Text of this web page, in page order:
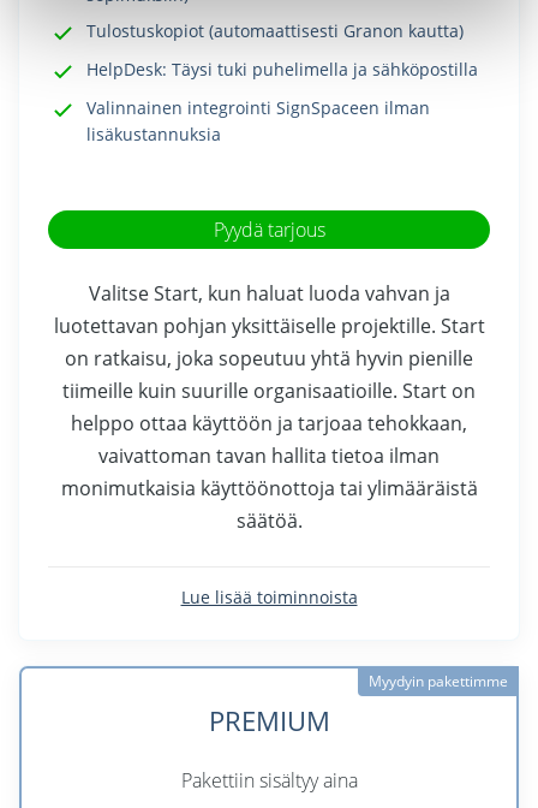
Tulostuskopiot (automaattisesti Granon kautta)
HelpDesk: Täysi tuki puhelimella ja sähköpostilla
Valinnainen integrointi SignSpaceen ilman
lisäkustannuksia
Pyydä tarjous
Valitse Start, kun haluat luoda vahvan ja
luotettavan pohjan yksittäiselle projektille. Start
on ratkaisu, joka sopeutuu yhtä hyvin pienille
tiimeille kuin suurille organisaatioille. Start on
helppo ottaa käyttöön ja tarjoaa tehokkaan,
vaivattoman tavan hallita tietoa ilman
monimutkaisia käyttöönottoja tai ylimääräistä
säätöä.
Lue lisää toiminnoista
Myydyin pakettimme
PREMIUM
Pakettiin sisältyy aina